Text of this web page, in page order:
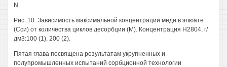
N
Рис. 10. Зависимость максимальной концентрации меди в элюате
(Сси) от количества циклов десорбции (М). Концентрация Н2804, г/
дм3:100 (1), 200 (2).
Пятая глава посвящена результатам укрупненных и
полупромышленных испытаний сорбционной технологии